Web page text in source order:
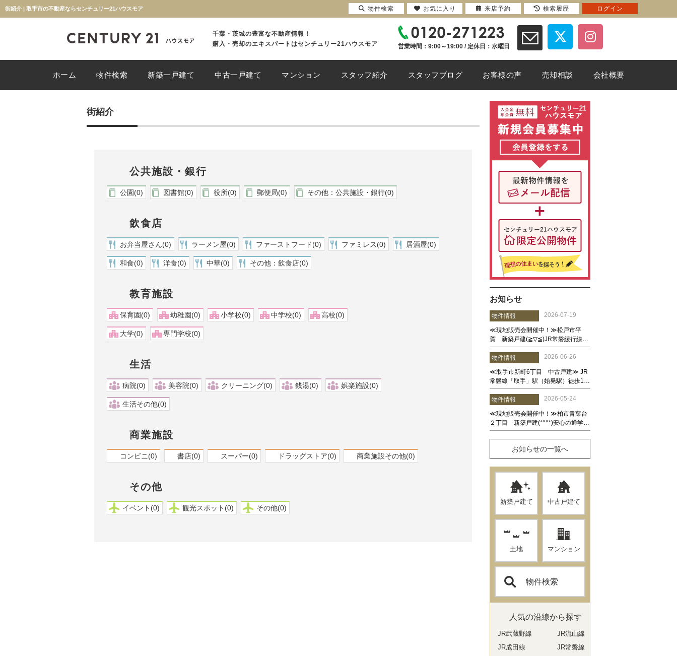
街紹介 | 取手市の不動産ならセンチュリー21ハウスモア
千葉・茨城の豊富な不動産情報！
購入・売却のエキスパートはセンチュリー21ハウスモア
営業時間：9:00～19:00 / 定休日：水曜日
ホーム 物件検索 新築一戸建て 中古一戸建て マンション スタッフ紹介 スタッフブログ お客様の声 売却相談 会社概要
街紹介
公共施設・銀行
公園(0) 図書館(0) 役所(0) 郵便局(0) その他：公共施設・銀行(0)
飲食店
お弁当屋さん(0) ラーメン屋(0) ファーストフード(0) ファミレス(0) 居酒屋(0)
和食(0) 洋食(0) 中華(0) その他：飲食店(0)
教育施設
保育園(0) 幼稚園(0) 小学校(0) 中学校(0) 高校(0)
大学(0) 専門学校(0)
生活
病院(0) 美容院(0) クリーニング(0) 銭湯(0) 娯楽施設(0)
生活その他(0)
商業施設
コンビニ(0) 書店(0) スーパー(0) ドラッグストア(0) 商業施設その他(0)
その他
イベント(0) 観光スポット(0) その他(0)
お知らせ
お知らせの一覧へ
新築戸建て 中古戸建て
土地 マンション
物件検索
人気の沿線から探す
JR武蔵野線
JR流山線
JR成田線
JR常磐線
物件検索 お気に入り 来店予約 検索履歴 ログイン